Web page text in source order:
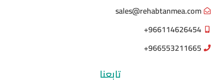
sales@rehabtanmea.com
966114626454+
966553211665+
تابعنا